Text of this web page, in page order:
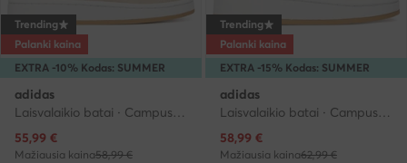
EXTRA -10% Kodas: SUMMER
Trending
Palanki kaina
adidas
Laisvalaikio batai · Campus · Smėlio
Dabartinė kaina
55,99 €
Mažiausia kaina58,99 €
EXTRA -15% Kodas: SUMMER
Trending
Palanki kaina
adidas
Laisvalaikio batai · Campus · Smėlio
Dabartinė kaina
58,99 €
Mažiausia kaina62,99 €